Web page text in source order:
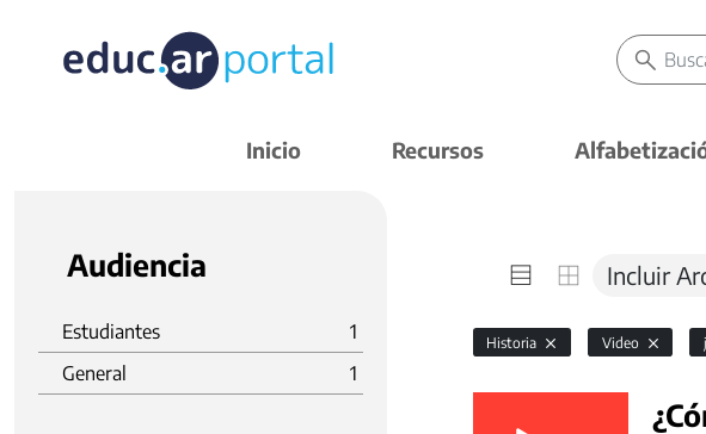
Inicio Recursos
Audiencia
Estudiantes
1
General
1
Incluir
Historia Video